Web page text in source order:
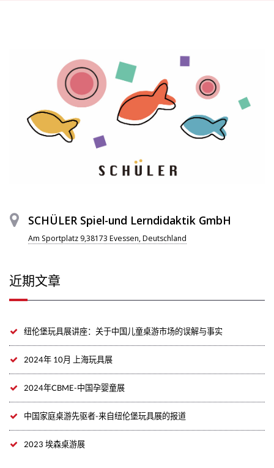
SCHÜLER Spiel-und Lerndidaktik GmbH
Am Sportplatz 9,38173 Evessen, Deutschland
近期文章
纽伦堡玩具展讲座：关于中国儿童桌游市场的误解与事实
2024年 10月 上海玩具展
2024年CBME-中国孕婴童展
中国家庭桌游先驱者-来自纽伦堡玩具展的报道
2023 埃森桌游展